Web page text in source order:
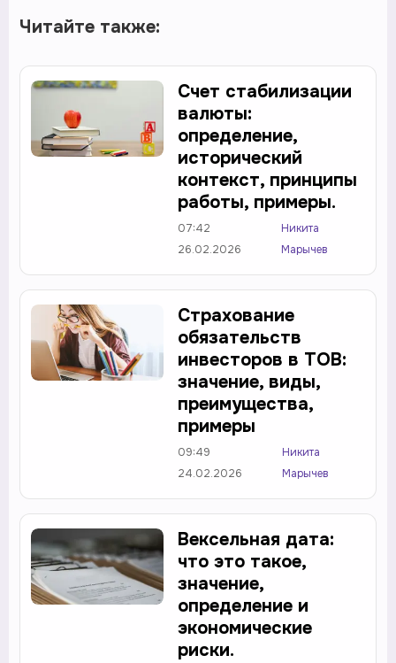
Читайте также:
Счет стабилизации
валюты:
определение,
исторический
контекст, принципы
работы, примеры.
07:42
26.02.2026
Никита
Марычев
Страхование
обязательств
инвесторов в ТОВ:
значение, виды,
преимущества,
примеры
09:49
24.02.2026
Никита
Марычев
Вексельная дата:
что это такое,
значение,
определение и
экономические
риски.